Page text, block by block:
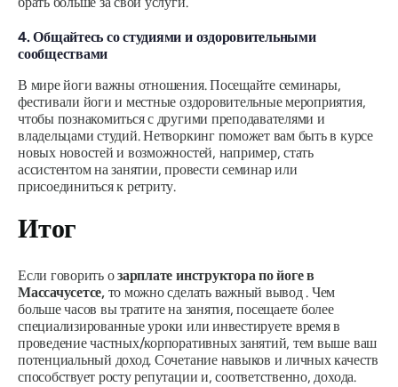
4. Общайтесь со студиями и оздоровительными
сообществами
В мире йоги важны отношения. Посещайте семинары,
фестивали йоги и местные оздоровительные мероприятия,
чтобы познакомиться с другими преподавателями и
владельцами студий. Нетворкинг поможет вам быть в курсе
новых новостей и возможностей, например, стать
ассистентом на занятии, провести семинар или
присоединиться к ретриту.
Итог
Если говорить озарплате инструктора по йоге в
Массачусетсе,то можно сделать важный вывод . Чем
больше часов вы тратите на занятия, посещаете более
специализированные уроки или инвестируете время в
проведение частных/корпоративных занятий, тем выше ваш
потенциальный доход. Сочетание навыков и личных качеств
способствует росту репутации и, соответственно, дохода.